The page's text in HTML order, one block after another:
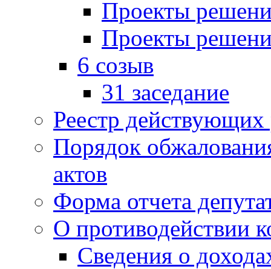
Проекты
Проекты
6 созыв
31 заседание
Реестр
Порядок
актов
Форма отчета
О противодействии
Сведения о